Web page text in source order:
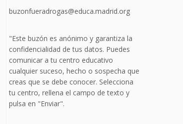
buzonfueradrogas@educa.madrid.org
"Este buzón es anónimo y garantiza la
confidencialidad de tus datos. Puedes
comunicar a tu centro educativo
cualquier suceso, hecho o sospecha que
creas que se debe conocer. Selecciona
tu centro, rellena el campo de texto y
pulsa en "Enviar".